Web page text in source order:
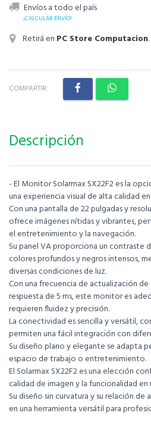
Envíos a todo el país
¡CALCULAR ENVÍO!
Retirá en PC Store Computacion.
COMPARTIR:
Descripción
- El Monitor Solarmax SX22F2 es la
una experiencia visual de alta calidad
Con una pantalla de 22 pulgadas y
ofrece imágenes nítidas y vibrantes,
el entretenimiento y la navegación.
Su panel VA proporciona un contraste
colores profundos y negros intensos,
diversas condiciones de luz.
Con una frecuencia de actualización
respuesta de 5 ms, este monitor es
requieren fluidez y precisión.
La conectividad es sencilla y versátil,
permiten una fácil integración con
Su diseño plano y elegante se adapta
espacio de trabajo o entretenimiento.
El Solarmax SX22F2 es una elección
calidad de imagen y la funcionalidad
Su diseño sin curvatura y su relación
en una herramienta versátil para